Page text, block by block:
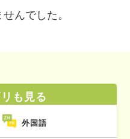
んでした。
も見る
外国語